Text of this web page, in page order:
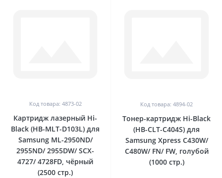
Код товара: 4873-02
Картридж лазерный Hi-
Black (HB-MLT-D103L) для
Samsung ML-2950ND/
2955ND/ 2955DW/ SCX-
4727/ 4728FD, чёрный
(2500 стр.)
Код товара: 4894-02
Тонер-картридж Hi-Black
(HB-CLT-C404S) для
Samsung Xpress C430W/
С480W/ FN/ FW, голубой
(1000 стр.)